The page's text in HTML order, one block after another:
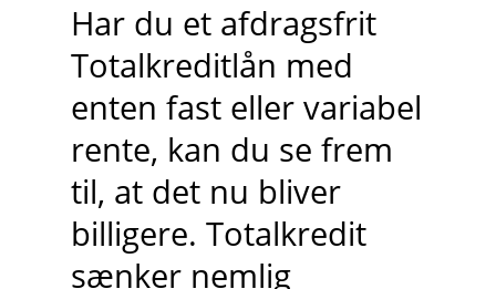
Har du et afdragsfrit
Totalkreditlån med
enten fast eller variabel
rente, kan du se frem
til, at det nu bliver
billigere. Totalkredit
sænker nemlig